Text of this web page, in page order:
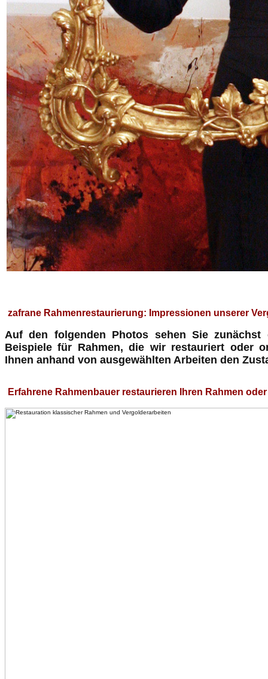
zafrane Rahmenrestaurierung: Impressionen unserer
Auf den folgenden Photos sehen Sie
Beispiele für Rahmen, die wir restauriert oder
Ihnen anhand von ausgewählten Arbeiten den
Erfahrene Rahmenbauer restaurieren Ihren Rahmen